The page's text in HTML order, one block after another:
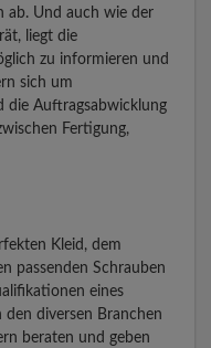
ab. Und auch wie der
liegt die
zu informieren und
sich um
die Auftragsabwicklung
Fertigung,
Kleid, dem
passenden Schrauben
eines
diversen Branchen
beraten und geben